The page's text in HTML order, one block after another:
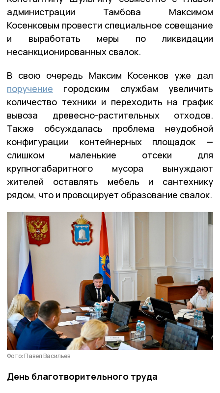
администрации Тамбова Максимом
Косенковым провести специальное совещание
и выработать меры по ликвидации
несанкционированных свалок.
В свою очередь Максим Косенков уже дал
поручение городским службам увеличить
количество техники и переходить на график
вывоза древесно-растительных отходов.
Также обсуждалась проблема неудобной
конфигурации контейнерных площадок —
слишком маленькие отсеки для
крупногабаритного мусора вынуждают
жителей оставлять мебель и сантехнику
рядом, что и провоцирует образование свалок.
Фото: Павел Васильев
День благотворительного труда